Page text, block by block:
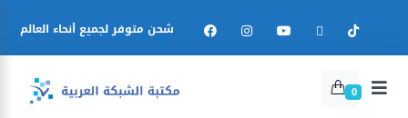
شحن متوفر لجميع أنحاء العالم
0